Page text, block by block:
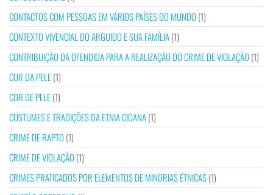
CONTACTOS COM PESSOAS EM VÁRIOS PAÍSES DO MUNDO (1)
CONTEXTO VIVENCIAL DO ARGUIDO E SUA FAMÍLIA(1)
CONTRIBUIÇÃO DA OFENDIDA PARA A REALIZAÇÃO DO CRIME DE VIOLAÇÃO (1)
COR DA PELE(1)
COR DE PELE(1)
COSTUMES E TRADIÇÕES DA ETNIA CIGANA(1)
CRIME DE RAPTO (1)
CRIME DE VIOLAÇÃO (1)
CRIMES PRATICADOS POR ELEMENTOS DE MINORIAS ÉTNICAS(1)